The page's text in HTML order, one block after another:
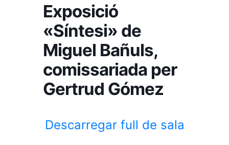
Exposició
«Síntesi» de
Miguel Bañuls,
comissariada per
Gertrud Gómez
Descarregar full de sala